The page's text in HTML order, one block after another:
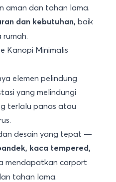
aman dan tahan lama.
dan kebutuhan, baik
Kanopi Minimalis
elemen pelindung
yang melindungi
terlalu panas atau
desain yang tepat —
kaca tempered,
mendapatkan carport
tahan lama.